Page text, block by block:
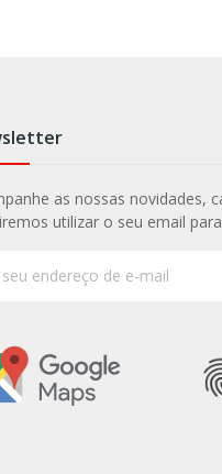
as nossas novidades,
utilizar o seu email